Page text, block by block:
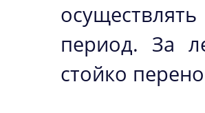
период. За
стойко